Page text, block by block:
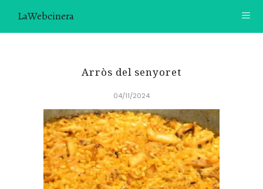
LaWebcinera
CONTACTO
SOBRE MÍ
¿TE GUSTARÍA UNIRTE A NUESTRA AVENTURA GASTRON
ÓMICA?
Arròs del senyoret
04/11/2024